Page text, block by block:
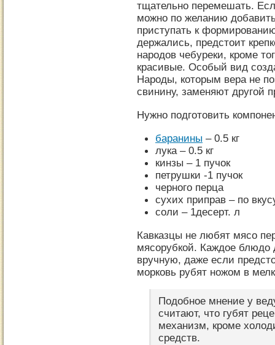
тщательно перемешать.
можно по желанию
приступать к
держались, предстоит
народов чебуреки, кроме
красивые. Особый вид
Народы, которым вера не
свинину, заменяют другой
Нужно подготовить
баранины – 0.5 кг
лука – 0.5 кг
кинзы – 1 пучок
петрушки -1 пучок
черного перца
сухих приправ – по
соли – 1десерт. л
Кавказцы не любят мясо
мясорубкой. Каждое блюдо
вручную, даже если
морковь рубят ножом в
Подобное мнение у
считают, что губят
механизм, кроме
средств.